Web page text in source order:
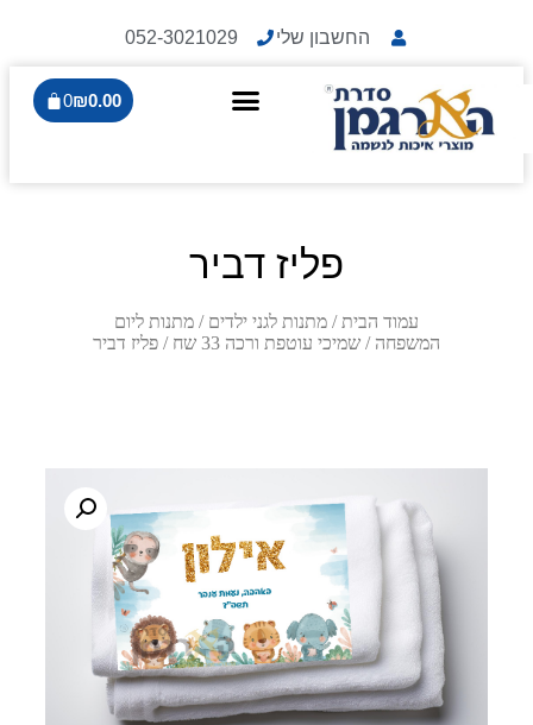
החשבון שלי 052-3021029
₪0.00
0
פליז דביר
עמוד הבית / מתנות לגני ילדים / מתנות ליום
המשפחה / שמיכי עוטפת ורכה 33 שח / פליז דביר